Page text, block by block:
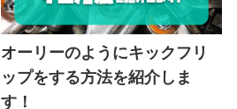
オーリーのようにキックフリ
ップをする方法を紹介しま
す！